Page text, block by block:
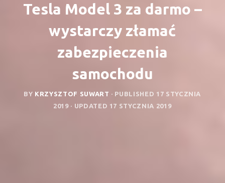
Tesla Model 3 za darmo –
wystarczy złamać
zabezpieczenia
samochodu
BY KRZYSZTOF SUWART · PUBLISHED 17 STYCZNIA
2019· UPDATED 17 STYCZNIA 2019